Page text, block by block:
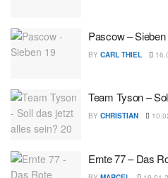
Pascow – Sieben
BY CARL THIEL
Team Tyson –
BY CHRISTIAN
Ernte 77 – Das